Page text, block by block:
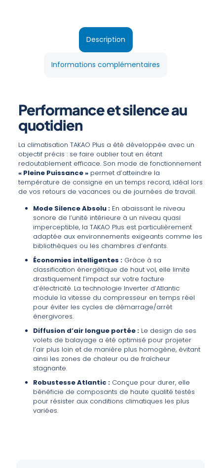
Description
Informations complémentaires
Performance et silence au
quotidien
La climatisation TAKAO Plus a été développée avec un
objectif précis : se faire oublier tout en étant
redoutablement efficace. Son mode de fonctionnement
« Pleine Puissance »permet d’atteindre la
température de consigne en un temps record, idéal lors
de vos retours de vacances ou de journées de travail.
Mode Silence Absolu :En abaissant le niveau
sonore de l’unité intérieure à un niveau quasi
imperceptible, la TAKAO Plus est particulièrement
adaptée aux environnements exigeants comme les
bibliothèques ou les chambres d’enfants.
Économies intelligentes :Grâce à sa
classification énergétique de haut vol, elle limite
drastiquement l’impact sur votre facture
d’électricité. La technologie Inverter d’Atlantic
module la vitesse du compresseur en temps réel
pour éviter les cycles de démarrage/arrêt
énergivores.
Diffusion d’air longue portée :Le design de ses
volets de balayage a été optimisé pour projeter
l’air plus loin et de manière plus homogène, évitant
ainsi les zones de chaleur ou de fraîcheur
stagnante.
Robustesse Atlantic :Conçue pour durer, elle
bénéficie de composants de haute qualité testés
pour résister aux conditions climatiques les plus
variées.